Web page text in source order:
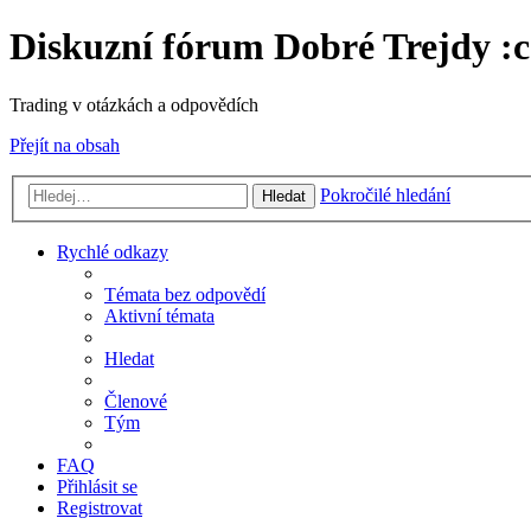
Diskuzní fórum Dobré Trejdy
Trading v otázkách a odpovědích
Přejít na obsah
Hledat Pokročilé hledání
Rychlé odkazy
Témata bez odpovědí
Aktivní témata
Hledat
Členové
Tým
FAQ
Přihlásit se
Registrovat